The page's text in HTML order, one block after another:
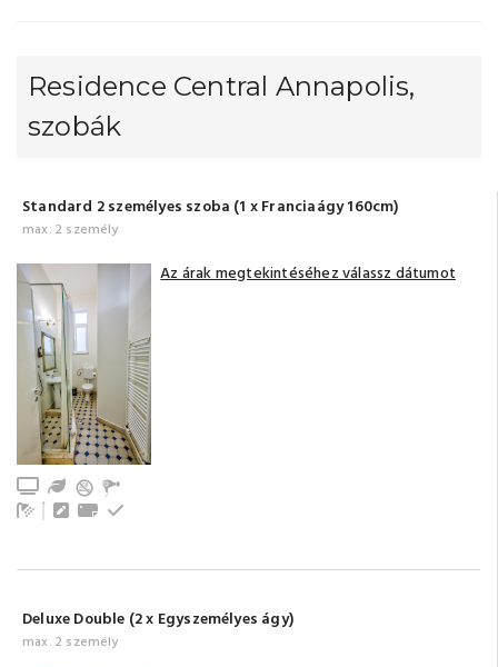
Residence Central Annapolis,
szobák
Standard 2 személyes szoba (1 x Franciaágy 160cm)
max. 2 személy
TV Kert / Udvar / Zöld udvar
Fürdőszoba tusolóval (saját)
ÍróasztalTörölközők
Az árak megtekintéséhez válassz dátumot
Deluxe Double (2 x Egyszemélyes ágy)
max. 2 személy